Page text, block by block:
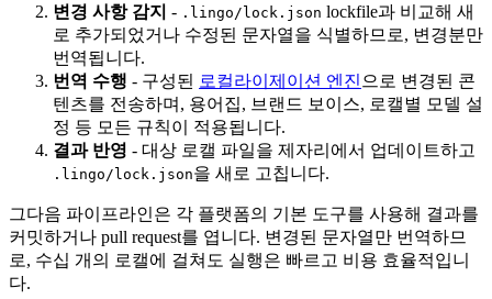
변경 사항 감지 - .lingo/lock.json lockfile과 비교해 새
로 추가되었거나 수정된 문자열을 식별하므로, 변경분만
번역됩니다.
번역 수행 - 구성된 로컬라이제이션 엔진 으로 변경된 콘
텐츠를 전송하며, 용어집, 브랜드 보이스, 로캘별 모델 설
정 등 모든 규칙이 적용됩니다.
결과 반영 - 대상 로캘 파일을 제자리에서 업데이트하고
.lingo/lock.json을 새로 고칩니다.
그다음 파이프라인은 각 플랫폼의 기본 도구를 사용해 결과를
커밋하거나 pull request를 엽니다. 변경된 문자열만 번역하므
로, 수십 개의 로캘에 걸쳐도 실행은 빠르고 비용 효율적입니
다.